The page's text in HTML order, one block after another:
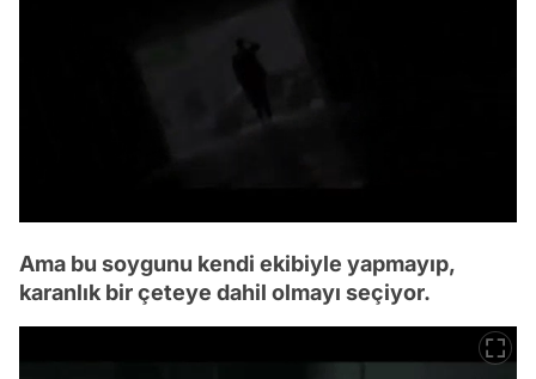
Ama bu soygunu kendi ekibiyle yapmayıp,
karanlık bir çeteye dahil olmayı seçiyor.